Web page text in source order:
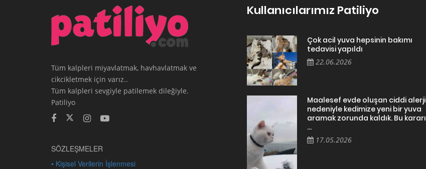
Tüm kalpleri miyavlatmak, havhavlatmak ve
cikcikletmek için varız..
Tüm kalpleri sevgiyle patilemek dileğiyle.
Patiliyo
SÖZLEŞMELER
• Kişisel Verilerin İşlenmesi
Kullanıcılarımız Patiliyo
Çok acil yuva hepsinin bakımı
tedavisi yapıldı
22.06.2026
Maalesef evde oluşan ciddi alerji
nedeniyle kedimize yeni bir yuva
aramak zorunda kaldık. Bu kararı
...
17.05.2026